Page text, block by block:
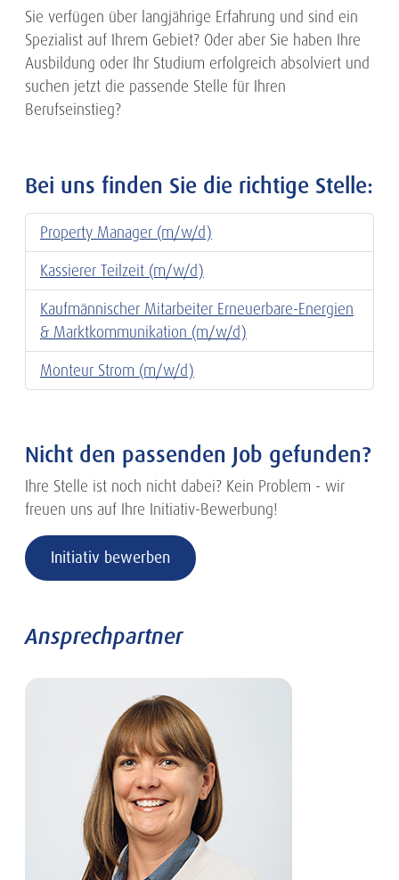
Sie verfügen über langjährige Erfahrung und sind ein
Spezialist auf Ihrem Gebiet? Oder aber Sie haben Ihre
Ausbildung oder Ihr Studium erfolgreich absolviert und
suchen jetzt die passende Stelle für Ihren
Berufseinstieg?
Bei uns finden Sie die richtige Stelle:
Property Manager (m/w/d)
Kassierer Teilzeit (m/w/d)
Kaufmännischer Mitarbeiter Erneuerbare-Energien
& Marktkommunikation (m/w/d)
Monteur Strom (m/w/d)
Nicht den passenden Job gefunden?
Ihre Stelle ist noch nicht dabei? Kein Problem - wir
freuen uns auf Ihre Initiativ-Bewerbung!
Initiativ bewerben
Ansprechpartner